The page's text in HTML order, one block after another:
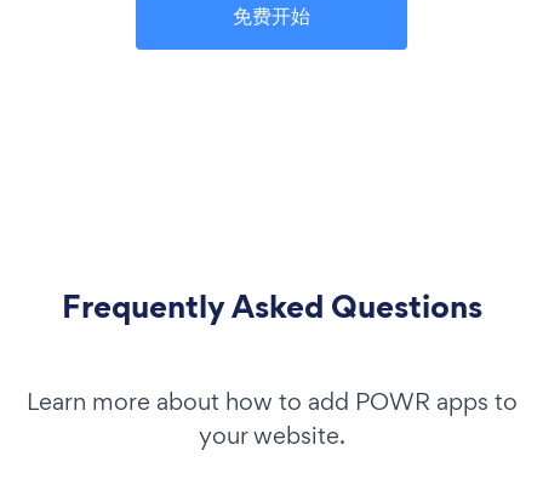
免费开始
Frequently Asked Questions
Learn more about how to add POWR apps to
your website.